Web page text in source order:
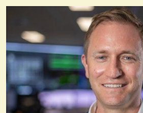
σιδηρομεταλλεύματος